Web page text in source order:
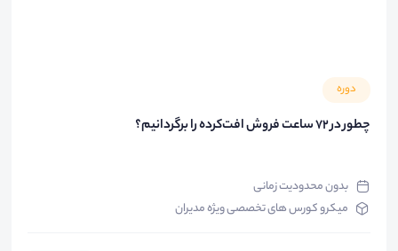
دوره
چطور در ۷۲ ساعت فروش افت‌کرده را برگردانیم؟
بدون محدودیت زمانی
میکرو کورس های تخصصی ویژه مدیران